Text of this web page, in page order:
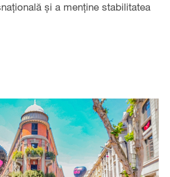
și a menține stabilitatea